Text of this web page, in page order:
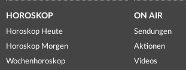
HOROSKOP
Horoskop Heute
Horoskop Morgen
Wochenhoroskop
ON AIR
Sendungen
Aktionen
Videos